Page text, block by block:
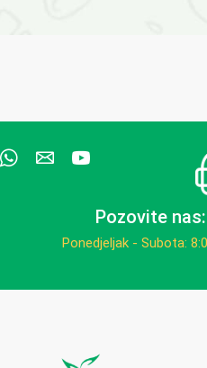
Pozovite
Ponedjeljak - Subota: